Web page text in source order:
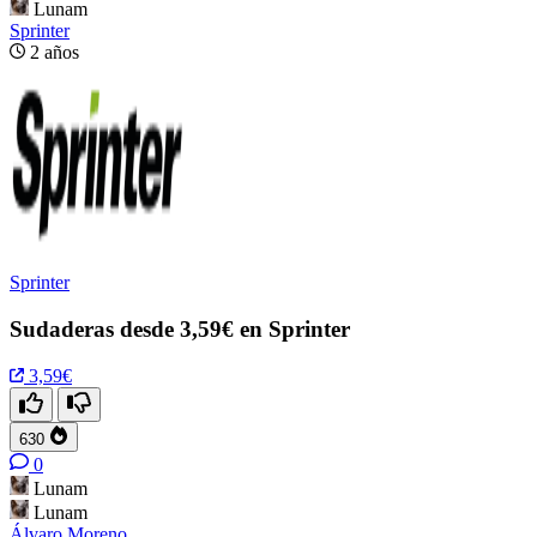
Lunam
Sprinter
2 años
Sprinter
Sudaderas desde 3,59€ en Sprinter
3,59€
630
0
Lunam
Lunam